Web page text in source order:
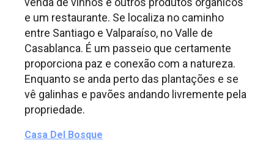
e um restaurante. Se localiza no caminho
entre Santiago e Valparaíso, no Valle de
Casablanca. É um passeio que certamente
proporciona paz e conexão com a natureza.
Enquanto se anda perto das plantações e se
vê galinhas e pavões andando livremente pela
propriedade.
Casa Del Bosque